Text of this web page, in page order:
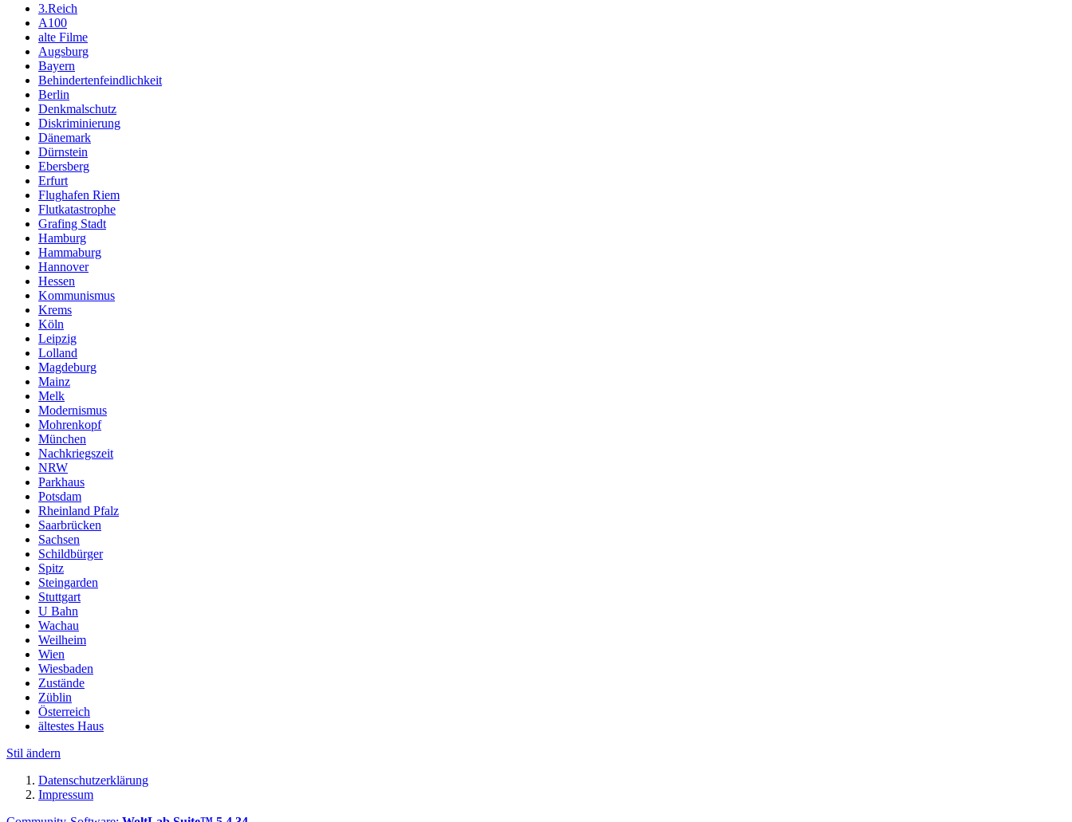
3.Reich
A100
alte Filme
Augsburg
Bayern
Behindertenfeindlichkeit
Berlin
Denkmalschutz
Diskriminierung
Dänemark
Dürnstein
Ebersberg
Erfurt
Flughafen Riem
Flutkatastrophe
Grafing Stadt
Hamburg
Hammaburg
Hannover
Hessen
Kommunismus
Krems
Köln
Leipzig
Lolland
Magdeburg
Mainz
Melk
Modernismus
Mohrenkopf
München
Nachkriegszeit
NRW
Parkhaus
Potsdam
Rheinland Pfalz
Saarbrücken
Sachsen
Schildbürger
Spitz
Steingarden
Stuttgart
U Bahn
Wachau
Weilheim
Wien
Wiesbaden
Zustände
Züblin
Österreich
ältestes Haus
Stil ändern
Datenschutzerklärung
Impressum